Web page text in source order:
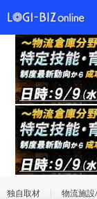
独自取材 物流施